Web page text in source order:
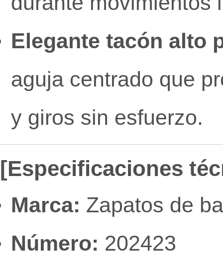
Elegante tacón alto
aguja centrado que
y giros sin esfuerzo.
[Especificaciones
Marca: Zapatos de
Número: 202423